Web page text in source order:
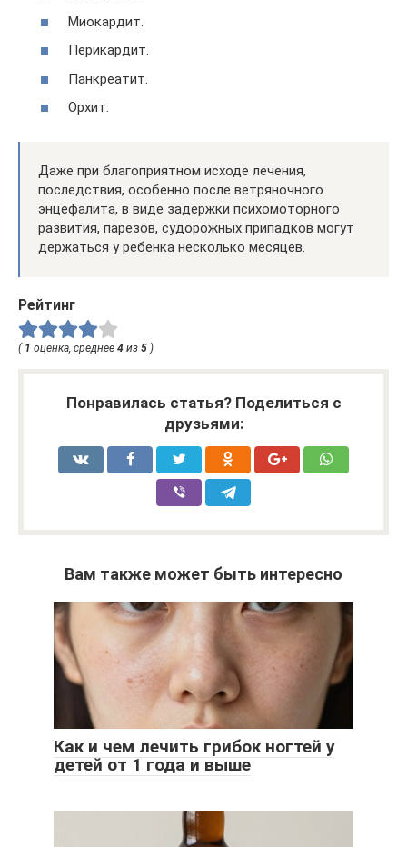
Миокардит.
Перикардит.
Панкреатит.
Орхит.
Даже при благоприятном исходе лечения,
последствия, особенно после ветряночного
энцефалита, в виде задержки психомоторного
развития, парезов, судорожных припадков могут
держаться у ребенка несколько месяцев.
Рейтинг
( 1 оценка, среднее 4 из 5 )
Понравилась статья? Поделиться с
друзьями:
Вам также может быть интересно
Как и чем лечить грибок ногтей у
детей от 1 года и выше